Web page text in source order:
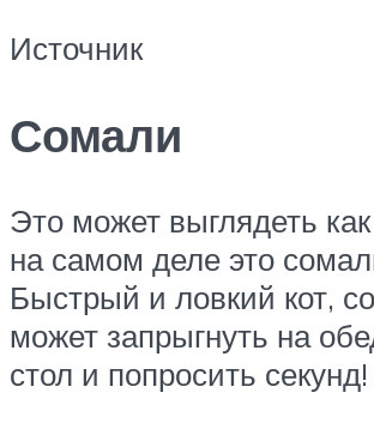
Источник
Сомали
Это может выглядеть
на самом деле это
Быстрый и ловкий кот,
может запрыгнуть на
стол и попросить секунд!